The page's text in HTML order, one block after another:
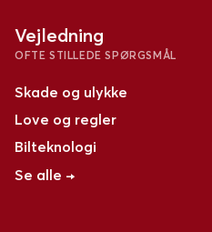
Vejledning
OFTE STILLEDE SPØRGSMÅL
Skade og ulykke
Love og regler
Bilteknologi
Se alle →